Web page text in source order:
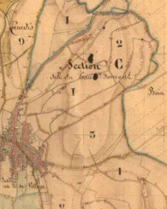
Calendrier collecte des déchets 2026
public)Horaires déchetterie - Eté 2026
Inscription bus scolaire
et le bien-être de ses habitants : site just.fr et 0 809
permettre de rester à votre domicile
Haut-Marnais